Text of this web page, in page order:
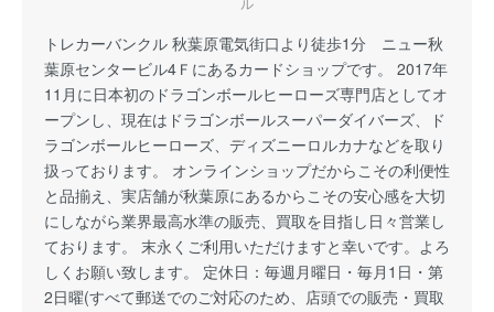
トレカーバンクル 秋葉原電気街口より徒歩1分 ニュー秋
葉原センタービル4Ｆにあるカードショップです。 2017年
11月に日本初のドラゴンボールヒーローズ専門店としてオ
ープンし、現在はドラゴンボールスーパーダイバーズ、ド
ラゴンボールヒーローズ、ディズニーロルカナなどを取り
扱っております。 オンラインショップだからこその利便性
と品揃え、実店舗が秋葉原にあるからこその安心感を大切
にしながら業界最高水準の販売、買取を目指し日々営業し
ております。 末永くご利用いただけますと幸いです。よろ
しくお願い致します。 定休日：毎週月曜日・毎月1日・第
2日曜(すべて郵送でのご対応のため、店頭での販売・買取